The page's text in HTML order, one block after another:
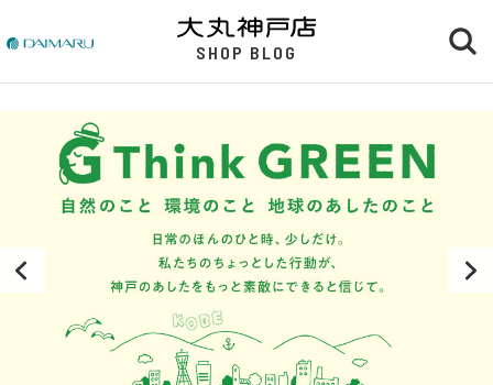
SHOP BLOG